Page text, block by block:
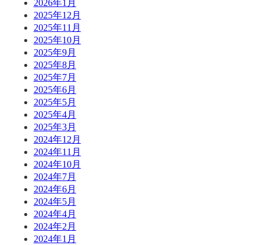
2026年1月
2025年12月
2025年11月
2025年10月
2025年9月
2025年8月
2025年7月
2025年6月
2025年5月
2025年4月
2025年3月
2024年12月
2024年11月
2024年10月
2024年7月
2024年6月
2024年5月
2024年4月
2024年2月
2024年1月